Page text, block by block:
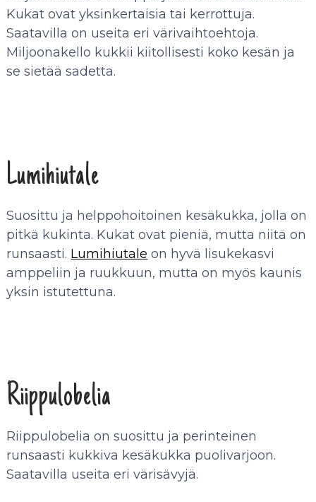
Kukat ovat yksinkertaisia tai kerrottuja.
Saatavilla on useita eri värivaihtoehtoja.
Miljoonakello kukkii kiitollisesti koko kesän ja
se sietää sadetta.
Lumihiutale
Suosittu ja helppohoitoinen kesäkukka, jolla on
pitkä kukinta. Kukat ovat pieniä, mutta niitä on
runsaasti. Lumihiutale on hyvä lisukekasvi
amppeliin ja ruukkuun, mutta on myös kaunis
yksin istutettuna.
Riippulobelia
Riippulobelia on suosittu ja perinteinen
runsaasti kukkiva kesäkukka puolivarjoon.
Saatavilla useita eri värisävyjä.